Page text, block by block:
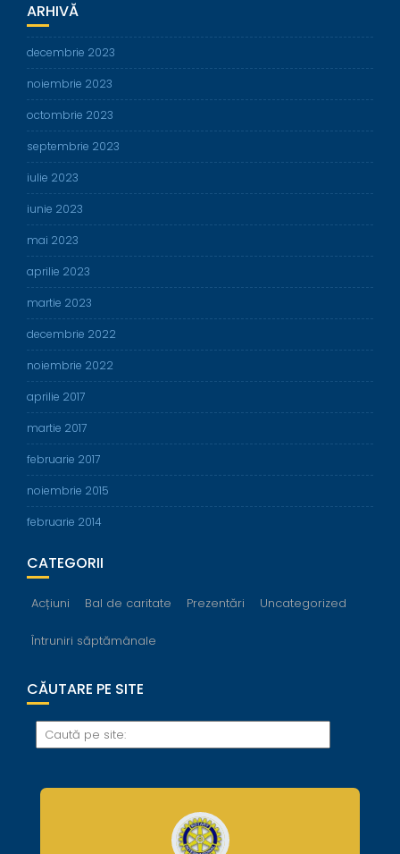
ARHIVĂ
decembrie 2023
noiembrie 2023
octombrie 2023
septembrie 2023
iulie 2023
iunie 2023
mai 2023
aprilie 2023
martie 2023
decembrie 2022
noiembrie 2022
aprilie 2017
martie 2017
februarie 2017
noiembrie 2015
februarie 2014
CATEGORII
Acțiuni Bal de caritate Prezentări Uncategorized
Întruniri săptămânale
CĂUTARE PE SITE